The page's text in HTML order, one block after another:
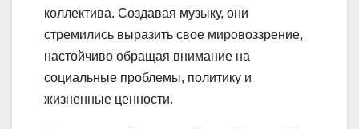
коллектива. Создавая музыку, они
стремились выразить свое мировоззрение,
настойчиво обращая внимание на
социальные проблемы, политику и
жизненные ценности.